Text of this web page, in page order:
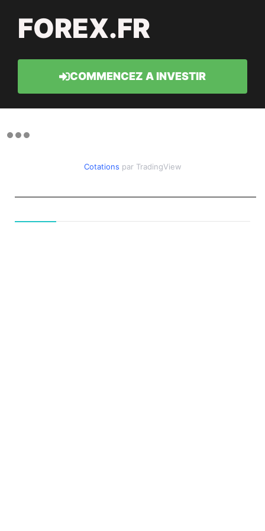
FOREX.FR
COMMENCEZ A INVESTIR
Cotations par TradingView